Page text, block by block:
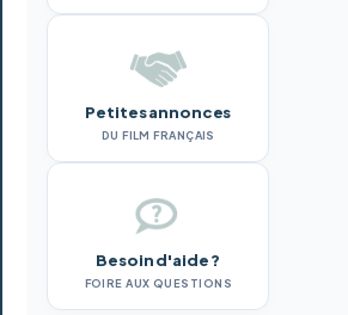
Petites annonces
DU FILM FRANÇAIS
Besoin d'aide ?
FOIRE AUX QUESTIONS